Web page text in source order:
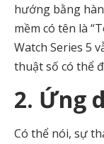
hướng bằng
mềm có tên là
Watch Series 5
thuật số có thể
2. Ứng
Có thể nói, sự